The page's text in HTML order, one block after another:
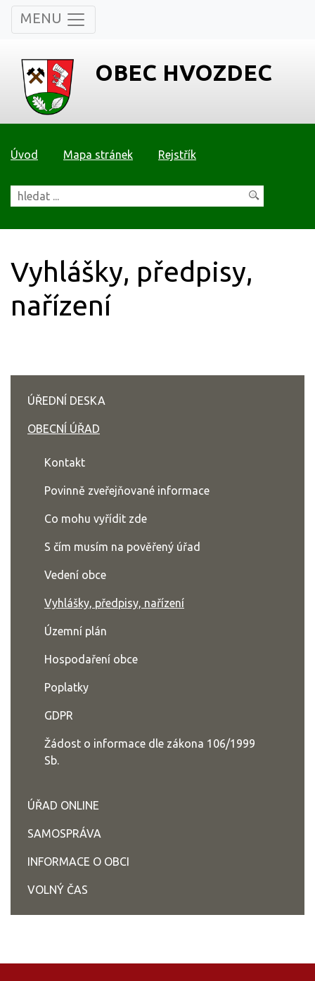
MENU
OBEC HVOZDEC
Úvod Mapa stránek Rejstřík
Vyhlášky, předpisy,
nařízení
ÚŘEDNÍ DESKA
OBECNÍ ÚŘAD
Kontakt
Povinně zveřejňované informace
Co mohu vyřídit zde
S čím musím na pověřený úřad
Vedení obce
Vyhlášky, předpisy, nařízení
Územní plán
Hospodaření obce
Poplatky
GDPR
Žádost o informace dle zákona 106/1999
Sb.
ÚŘAD ONLINE
SAMOSPRÁVA
INFORMACE O OBCI
VOLNÝ ČAS